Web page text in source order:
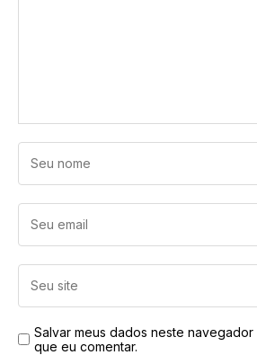
Salvar meus dados neste
que eu comentar.